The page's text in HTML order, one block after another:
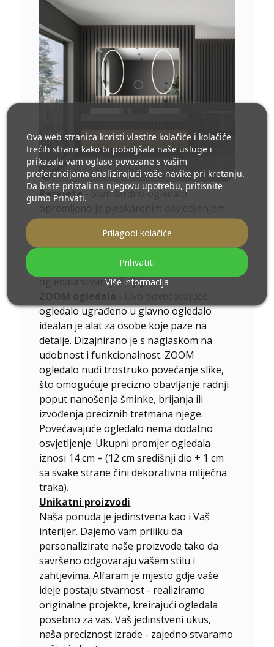
Rasvjeta -Standardno ogledalo
što omogućuje PREMIUM LED efekt -
pjeskaren element na ogledalu je
odmaknut od ruba za otprilike 10-11 cm
Dodatna LED traka se provlači oko
ogledala stvarajući sjaj .
ogledalo ugrađeno u glavno ogledalo
idealan je alat za osobe koje paze na
detalje. Dizajnirano je s naglaskom na
udobnost i funkcionalnost. ZOOM
ogledalo nudi trostruko povećanje slike,
što omogućuje precizno obavljanje radnji
poput nanošenja šminke, brijanja ili
izvođenja preciznih tretmana njege.
Povećavajuće ogledalo nema dodatno
osvjetljenje. Ukupni promjer ogledala
iznosi 14 cm = (12 cm središnji dio + 1 cm
sa svake strane čini dekorativna mliječna
traka).
Unikatni proizvodi
Naša ponuda je jedinstvena kao i Vaš
interijer. Dajemo vam priliku da
personalizirate naše proizvode tako da
savršeno odgovaraju vašem stilu i
zahtjevima. Alfaram je mjesto gdje vaše
ideje postaju stvarnost - realiziramo
originalne projekte, kreirajući ogledala
posebno za vas. Vaš jedinstveni ukus,
naša preciznost izrade - zajedno stvaramo
Ova web stranica koristi vlastite kolačiće i kolačiće
trećih strana kako bi poboljšala naše usluge i
prikazala vam oglase povezane s vašim
preferencijama analizirajući vaše navike pri kretanju.
Da biste pristali na njegovu upotrebu, pritisnite
gumb Prihvati.
Više informacija
Prilagodi kolačiće
Prihvatiti